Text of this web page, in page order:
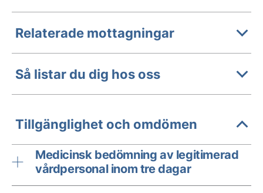
Relaterade mottagningar
Så listar du dig hos oss
Tillgänglighet och omdömen
Medicinsk bedömning av legitimerad
vårdpersonal inom tre dagar